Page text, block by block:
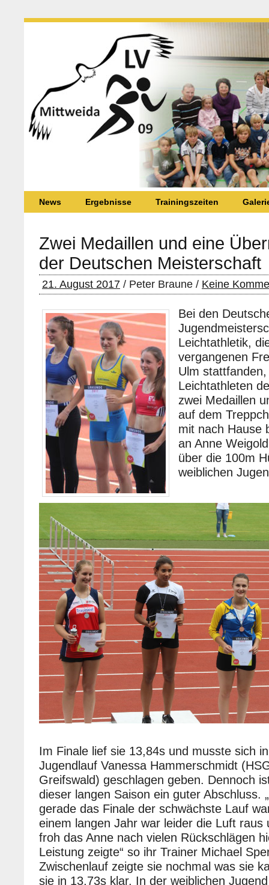
News Ergebnisse Trainingszeiten
Zwei Medaillen und eine
der Deutschen Meisterschaft
21. August 2017 / Peter Braune / Keine
Bei den
Leichtathletik,
vergangenen
Ulm
Leichtathleten
zwei Medaillen
auf dem
mit nach Hause
an Anne
über die 100m
weiblichen
Im Finale lief sie 13,84s und musste sich
Jugendlauf Vanessa Hammerschmidt
Greifswald) geschlagen geben. Dennoch
dieser langen Saison ein guter Abschluss.
gerade das Finale der schwächste Lauf
einem langen Jahr war leider die Luft raus
froh das Anne nach vielen Rückschlägen
Leistung zeigte“ so ihr Trainer Michael
Zwischenlauf zeigte sie nochmal was sie
sie in 13,73s klar. In der weiblichen